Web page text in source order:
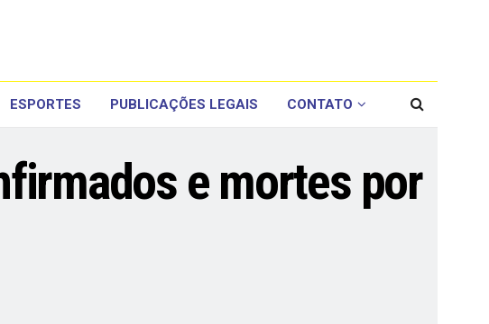
ESPORTES PUBLICAÇÕES LEGAIS CONTATO
e mortes por